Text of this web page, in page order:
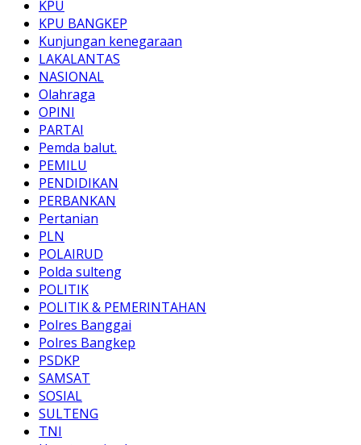
KPU
KPU BANGKEP
Kunjungan kenegaraan
LAKALANTAS
NASIONAL
Olahraga
OPINI
PARTAI
Pemda balut.
PEMILU
PENDIDIKAN
PERBANKAN
Pertanian
PLN
POLAIRUD
Polda sulteng
POLITIK
POLITIK & PEMERINTAHAN
Polres Banggai
Polres Bangkep
PSDKP
SAMSAT
SOSIAL
SULTENG
TNI